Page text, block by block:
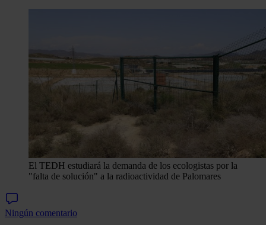
El TEDH estudiará la demanda de los ecologistas por la
"falta de solución" a la radioactividad de Palomares
Ningún comentario